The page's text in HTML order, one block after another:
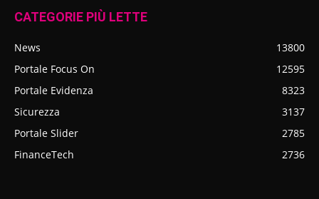
CATEGORIE PIÙ LETTE
News
13800
Portale Focus On
12595
Portale Evidenza
8323
Sicurezza
3137
Portale Slider
2785
FinanceTech
2736